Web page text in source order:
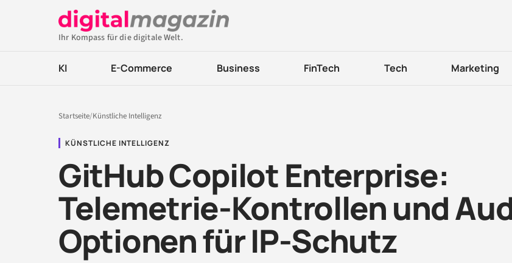
Ihr Kompass für die digitale Welt.
KI E-Commerce Business FinTech Tech Marketing
Startseite/Künstliche Intelligenz
KÜNSTLICHE INTELLIGENZ
GitHub Copilot Enterprise:
Telemetrie-Kontrollen und
Optionen für IP-Schutz